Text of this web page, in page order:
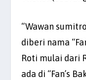
“Wawan
diberi nama
Roti mulai dari
ada di “Fan’s